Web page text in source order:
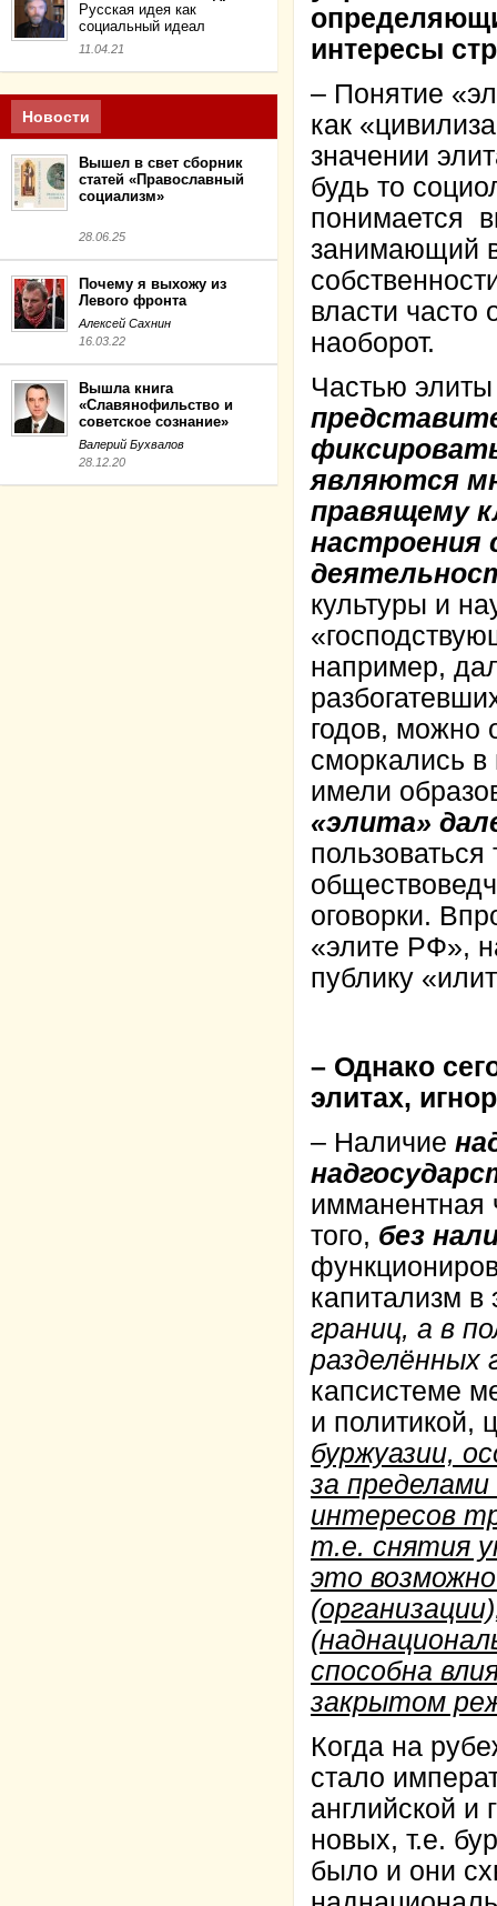
Русская идея как
социальный идеал
11.04.21
Новости
Вышел в свет сборник
статей «Православный
социализм»
28.06.25
Почему я выхожу из
Левого фронта
Алексей Сахнин
16.03.22
Вышла книга
«Славянофильство и
советское сознание»
Валерий Бухвалов
28.12.20
интересы
– Понятие
как
значении
будь то
понимается
занимающий
власти часто
наоборот.
Частью
являются
правящему
настроения
культуры и
например,
годов, можно
сморкались в
имели
«элита»
оговорки.
«элите РФ»,
публику
– Однако
элитах,
– Наличие
имманентная
того, без
капитализм в
границ, а в
разделённых
капсистеме
и политикой,
буржуазии,
за
интересов
т.е. снятия
это
способна
закрытом
Когда на
стало
английской и
новых, т.е.
было и они